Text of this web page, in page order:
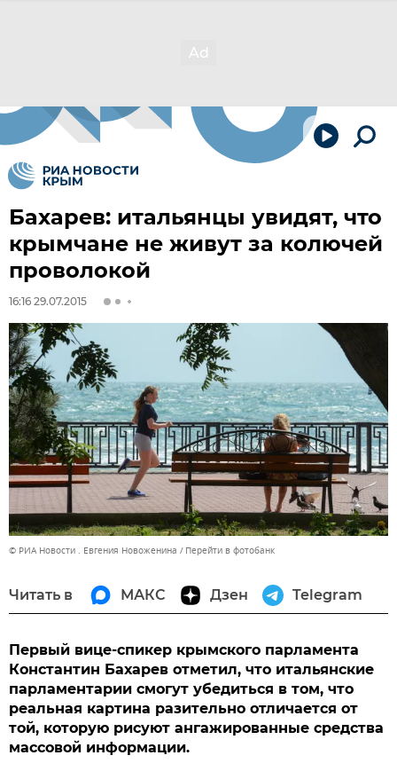
Бахарев: итальянцы увидят, что
крымчане не живут за колючей
проволокой
16:16 29.07.2015
© РИА Новости . Евгения Новоженина Перейти в фотобанк
Читать в МАКС Дзен Telegram
Первый вице-спикер крымского парламента
Константин Бахарев отметил, что итальянские
парламентарии смогут убедиться в том, что
реальная картина разительно отличается от
той, которую рисуют ангажированные средства
массовой информации.